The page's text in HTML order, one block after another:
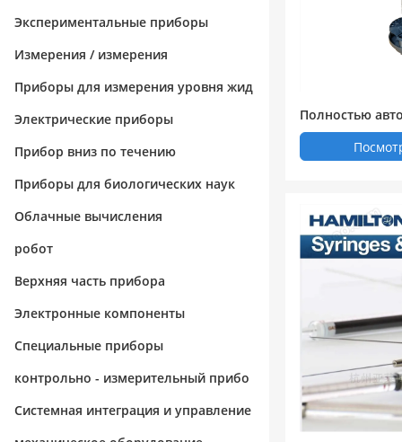
Экспериментальные приборы
Измерения / измерения
Приборы для измерения уровня жид
кости / вещества
Электрические приборы
Прибор вниз по течению
Приборы для биологических наук
Облачные вычисления
робот
Верхняя часть прибора
Электронные компоненты
Специальные приборы
контрольно - измерительный прибо
р
Системная интеграция и управление
Полностью
лектуальный
проб LCAS - 19